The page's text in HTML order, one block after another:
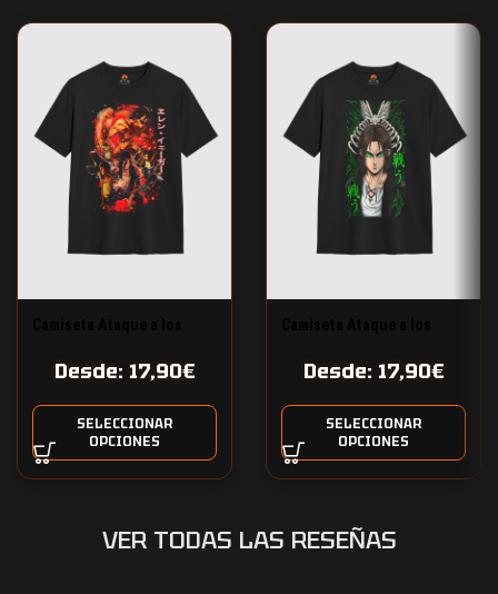
Desde: 17,90€
SELECCIONAR
OPCIONES
Desde: 17,90€
SELECCIONAR
OPCIONES
VER TODAS LAS RESEÑAS